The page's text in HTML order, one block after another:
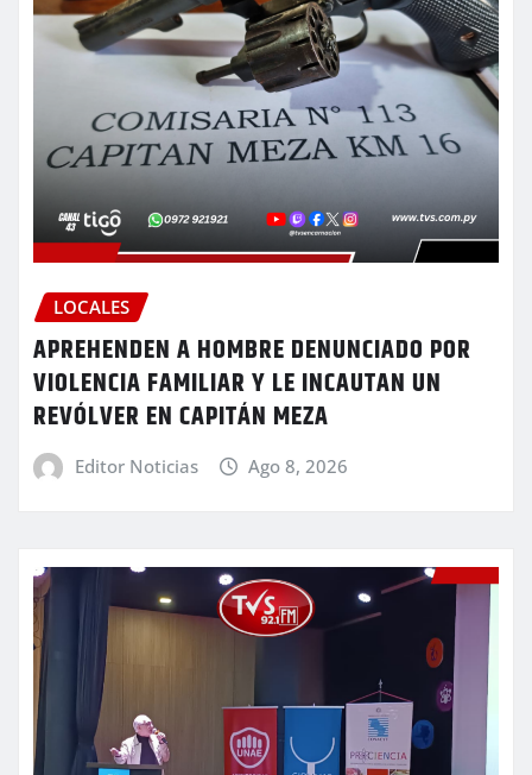
LOCALES
APREHENDEN A HOMBRE DENUNCIADO POR
VIOLENCIA FAMILIAR Y LE INCAUTAN UN
REVÓLVER EN CAPITÁN MEZA
Editor Noticias Ago 8, 2026